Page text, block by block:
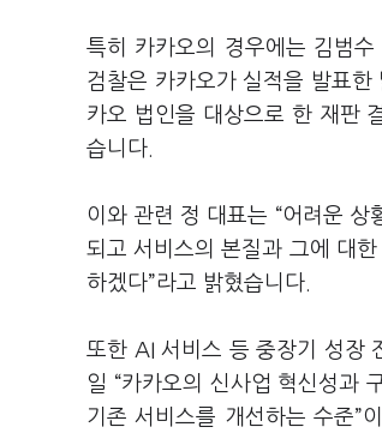
특히 카카오의 경우에는 김범
검찰은 카카오가 실적을 발표
카오 법인을 대상으로 한 재판
습니다
이와 관련 정 대표는 “어려운 상
되고 서비스의 본질과 그에 대
하겠다”라고 밝혔습니다
또한 AI서비스 등 중장기 성장
일 “카카오의 신사업 혁신성과
기존 서비스를 개선하는 수준”